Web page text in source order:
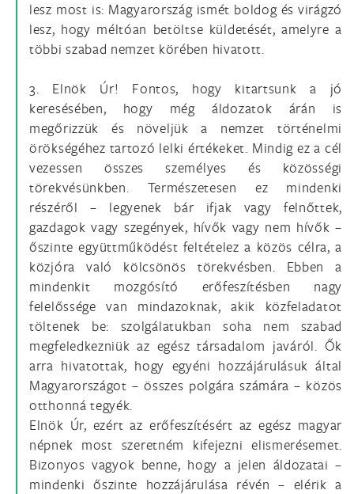
lesz most is: Magyarország ismét boldog és virágzó
lesz, hogy méltóan betöltse küldetését, amelyre a
többi szabad nemzet körében hivatott.
3. Elnök Úr! Fontos, hogy kitartsunk a jó
keresésében, hogy még áldozatok árán is
megőrizzük és növeljük a nemzet történelmi
örökségéhez tartozó lelki értékeket. Mindig ez a cél
vezessen összes személyes és közösségi
törekvésünkben. Természetesen ez mindenki
részéről – legyenek bár ifjak vagy felnőttek,
gazdagok vagy szegények, hívők vagy nem hívők –
őszinte együttműködést feltételez a közös célra, a
közjóra való kölcsönös törekvésben. Ebben a
mindenkit mozgósító erőfeszítésben nagy
felelőssége van mindazoknak, akik közfeladatot
töltenek be: szolgálatukban soha nem szabad
megfeledkezniük az egész társadalom javáról. Ők
arra hivatottak, hogy egyéni hozzájárulásuk által
Magyarországot – összes polgára számára – közös
otthonná tegyék.
Elnök Úr, ezért az erőfeszítésért az egész magyar
népnek most szeretném kifejezni elismerésemet.
Bizonyos vagyok benne, hogy a jelen áldozatai –
mindenki őszinte hozzájárulása révén – elérik a